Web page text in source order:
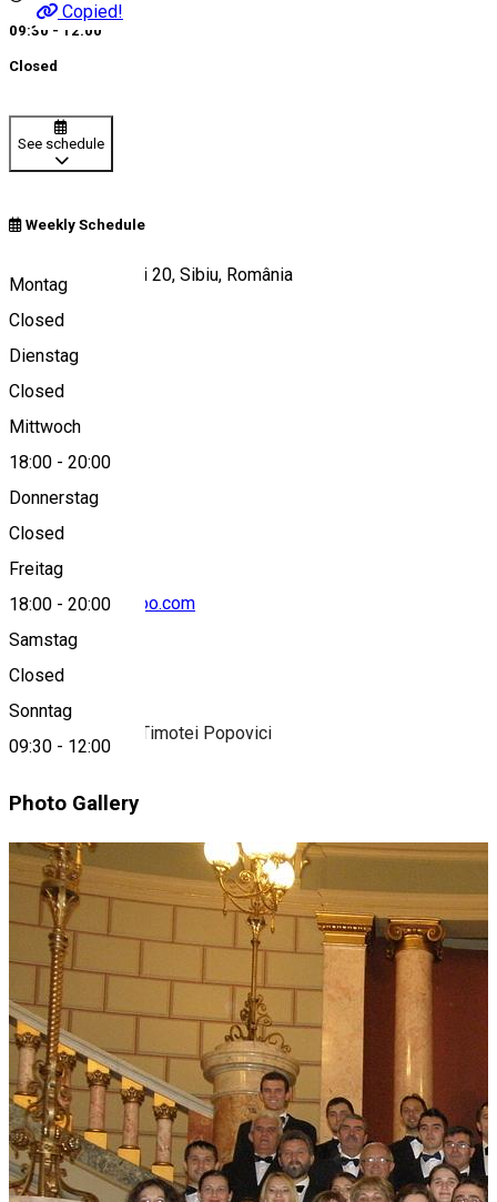
Copied!
09:30 - 12:00
Closed
See schedule
Weekly Schedule
Montag
Closed
Dienstag
Closed
Mittwoch
18:00 - 20:00
Donnerstag
Closed
Freitag
18:00 - 20:00
Samstag
Closed
Sonntag
09:30 - 12:00
Strada Mitropoliei 20, Sibiu, România
View on map
dan_streza@yahoo.com
About
Asociaţia Corală Timotei Popovici
Photo Gallery